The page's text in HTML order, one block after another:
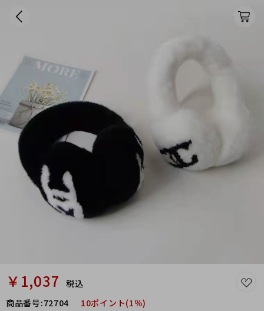
￥1,037
税込
商品番号:72704 10ポイント(1％)